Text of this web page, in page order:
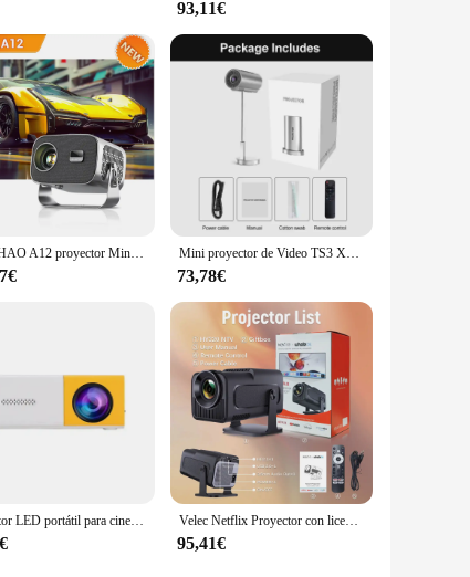
any setup, while its compact form factor ensures that it
an auditory experience that is second to
is the tool you need to elevate your audio
93,11€
VEVSHAO A12 proyector Mini portátil LED vídeo Android 11,0 WIFI 6 espejo SmartPhone para 1080P 4K Video proyector de cine en casa Mini proyector de Video TS3 X5 Native, 1080P, HD, 4K, Android, WiFi, Bluetooth, Sonido Envolvente 3D, portátil, para exteriores, oficina, cine en casa
73,78€
Proyector LED portátil para cine en casa, dispositivo pequeño de 300 lúmenes para exteriores, camping, oficina y reunión Velec Netflix Proyector con licencia oficial HY320 NTV Android 13 500ANSI 1080P Amlogic S950D4 WIFi6.0 BT5.2 Mini proyector 4K
95,41€